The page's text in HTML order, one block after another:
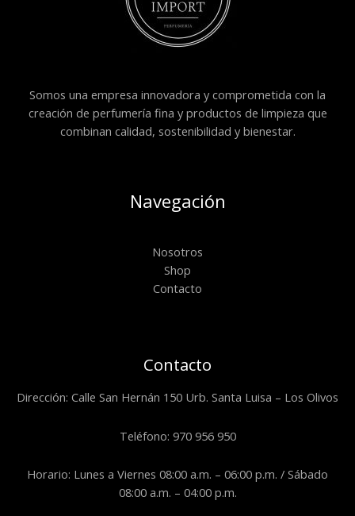
Somos una empresa innovadora y comprometida con la
creación de perfumería fina y productos de limpieza que
combinan calidad, sostenibilidad y bienestar.
Navegación
Nosotros
Shop
Contacto
Contacto
Dirección: Calle San Hernán 150 Urb. Santa Luisa – Los Olivos
Teléfono: 970 956 950
Horario: Lunes a Viernes 08:00 a.m. – 06:00 p.m. / Sábado
08:00 a.m. – 04:00 p.m.